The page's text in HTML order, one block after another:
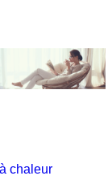
chaleur